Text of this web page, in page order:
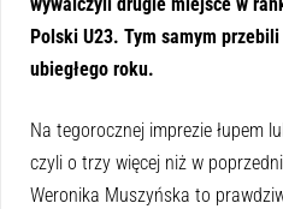
Polski U23. Tym samym
ubiegłego roku.
Na tegorocznej imprezie łupem
czyli o trzy więcej niż w
Weronika Muszyńska to